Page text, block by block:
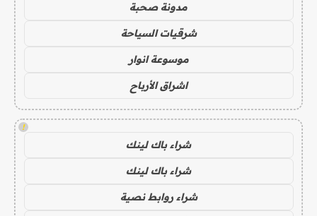
مدونة صحبة
شرقيات السياحة
موسوعة انوار
اشراق الأرباح
!
شراء باك لينك
شراء باك لينك
شراء روابط نصية